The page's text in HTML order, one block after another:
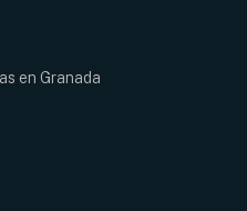
en Granada